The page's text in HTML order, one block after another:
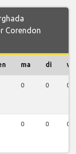
Corendon
ma di wo
0 0 0
0 0 0